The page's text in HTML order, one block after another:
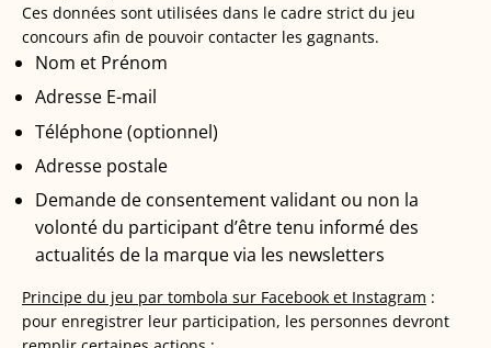
Ces données sont utilisées dans le cadre strict du jeu
concours afin de pouvoir contacter les gagnants.
Nom et Prénom
Adresse E-mail
Téléphone (optionnel)
Adresse postale
Demande de consentement validant ou non la
volonté du participant d’être tenu informé des
actualités de la marque via les newsletters
Principe du jeu par tombola sur Facebook et Instagram :
pour enregistrer leur participation, les personnes devront